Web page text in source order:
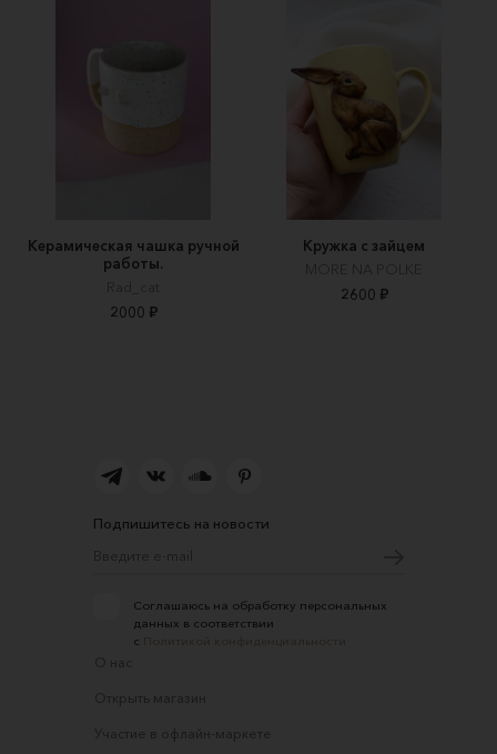
Керамическая чашка ручной
работы.
Rad_cat
2000 ₽
Кружка с зайцем
MORE NA POLKE
2600 ₽
Подпишитесь на новости
Соглашаюсь на обработку персональных
данных в соответствии
с
О нас
Открыть магазин
Участие в офлайн-маркете